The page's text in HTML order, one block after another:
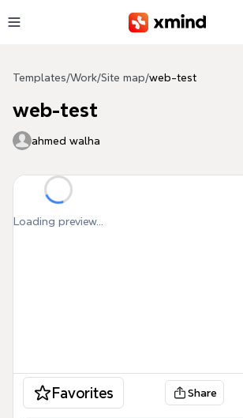
Templates/Work/Site map/web-test
web-test
ahmed walha
Loading preview...
Favorites Share